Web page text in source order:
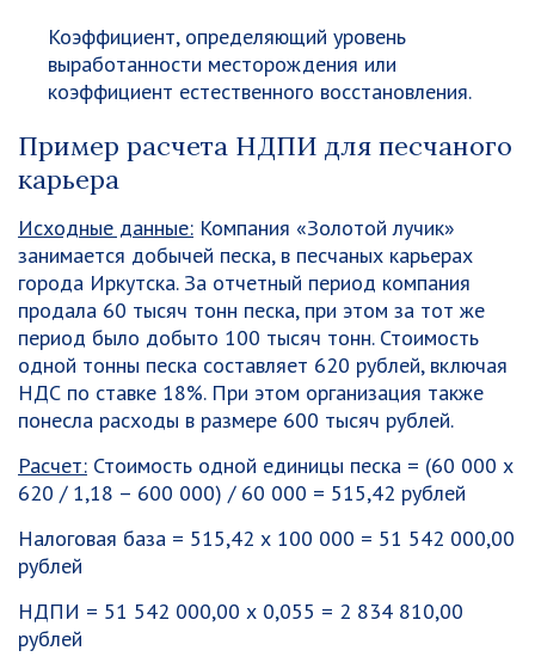
Коэффициент, определяющий уровень
выработанности месторождения или
коэффициент естественного восстановления.
Пример расчета НДПИ для песчаного
карьера
Исходные данные: Компания «Золотой лучик»
занимается добычей песка, в песчаных карьерах
города Иркутска. За отчетный период компания
продала 60 тысяч тонн песка, при этом за тот же
период было добыто 100 тысяч тонн. Стоимость
одной тонны песка составляет 620 рублей, включая
НДС по ставке 18%. При этом организация также
понесла расходы в размере 600 тысяч рублей.
Расчет: Стоимость одной единицы песка = (60 000 х
620 / 1,18 – 600 000) / 60 000 = 515,42 рублей
Налоговая база = 515,42 х 100 000 = 51 542 000,00
рублей
НДПИ = 51 542 000,00 х 0,055 = 2 834 810,00
рублей